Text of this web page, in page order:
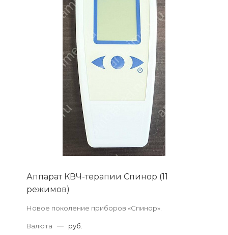
Аппарат КВЧ-терапии Спинор (11
режимов)
Новое поколение приборов «Спинор».
Валюта — руб.